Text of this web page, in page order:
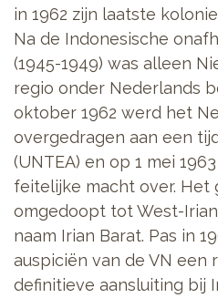
in 1962 zijn laatste
Na de Indonesische
(1945-1949) was alleen
regio onder Nederlands
oktober 1962 werd het
overgedragen aan een
(UNTEA) en op 1 mei
feitelijke macht over. Het
omgedoopt tot West-
naam Irian Barat. Pas in
auspiciën van de VN een
definitieve aansluiting bij